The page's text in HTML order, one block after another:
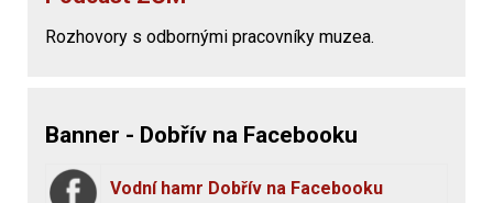
Rozhovory s odbornými pracovníky muzea.
Banner - Dobřív na Facebooku
Vodní hamr Dobřív na Facebooku